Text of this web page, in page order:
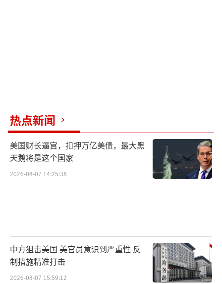
引发内战。尽管马科斯是菲律宾总统和三军统
帅，但他仍担心军队会被老杜家族所用，反映
出他在政界的人缘较差。（责任编辑：卢其龙 CM088
热点新闻
美国财长逼宫，扣押万亿美债，最大黑
天鹅将是这个国家
2026-08-07 14:25:38
中方狙击美国 美官员意识到严重性 反
制措施精准打击
2026-08-07 15:59:12